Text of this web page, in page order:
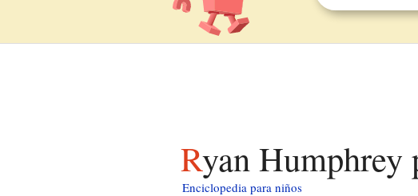
Ryan
Enciclopedia para niños